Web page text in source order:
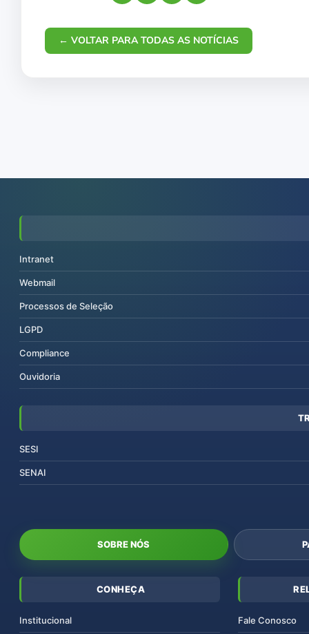
← VOLTAR PARA TODAS AS NOTÍCIAS
Intranet
Webmail
Processos de Seleção
LGPD
Compliance
Ouvidoria
SESI
SENAI
SOBRE NÓS
CONHEÇA
Institucional Fale Conosco